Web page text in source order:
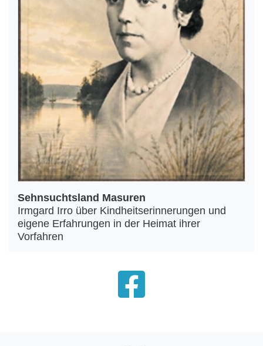
Sehnsuchtsland Masuren
Irmgard Irro über Kindheitserinnerungen und
eigene Erfahrungen in der Heimat ihrer
Vorfahren